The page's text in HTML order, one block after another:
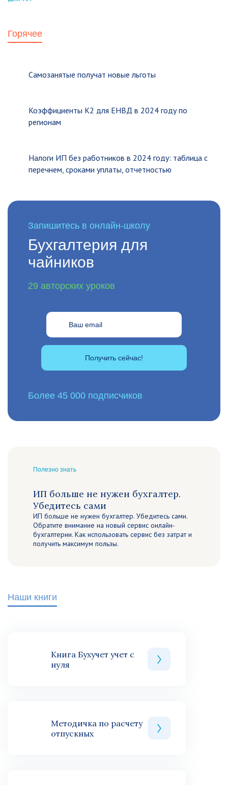
Горячее
Самозанятые получат новые льготы
Коэффициенты К2 для ЕНВД в 2024 году по
регионам
Налоги ИП без работников в 2024 году: таблица с
перечнем, сроками уплаты, отчетностью
Запишитесь в онлайн-школу
Бухгалтерия для
чайников
29 авторских уроков
Получить сейчас!
Более 45 000 подписчиков
Полезно знать
ИП больше не нужен бухгалтер.
Убедитесь сами
ИП больше не нужен бухгалтер. Убедитесь сами.
Обратите внимание на новый сервис онлайн-
бухгалтерии. Как использовать сервис без затрат и
получить максимум пользы.
Наши книги
Книга Бухучет учет с
нуля
Методичка по расчету
отпускных